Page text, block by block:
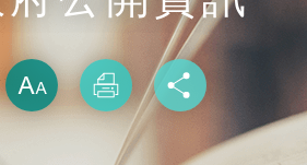
放大
列印